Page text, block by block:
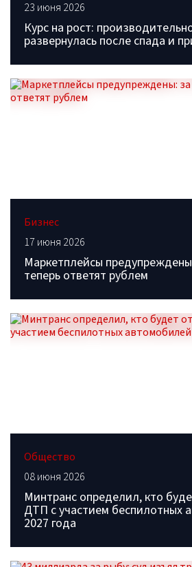
23 июня 2026
Курс на рост:
развернулась после спада и
Бизнес
17 июня 2026
Маркетплейсы
теперь ответят рублем
Общество
08 июня 2026
Минтранс определил, кто
ДТП с участием беспилотных
2027 года